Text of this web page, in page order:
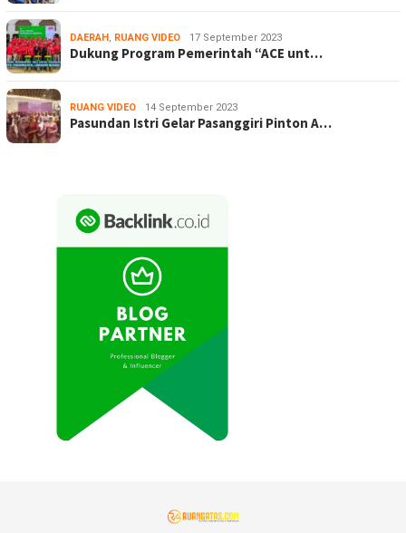
DAERAH , RUANG VIDEO 17 September 2023
Dukung Program Pemerintah “ACE unt…
RUANG VIDEO 14 September 2023
Pasundan Istri Gelar Pasanggiri Pinton A…